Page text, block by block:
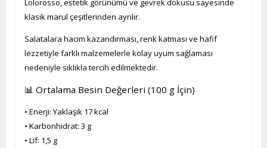
Lolorosso, estetik görünümü ve gevrek dokusu sayesinde
klasik marul çeşitlerinden ayrılır.
Salatalara hacim kazandırması, renk katması ve hafif
lezzetiyle farklı malzemelerle kolay uyum sağlaması
nedeniyle sıklıkla tercih edilmektedir.
📊 Ortalama Besin Değerleri (100 g İçin)
• Enerji: Yaklaşık 17 kcal
• Karbonhidrat: 3 g
• Lif: 1,5 g